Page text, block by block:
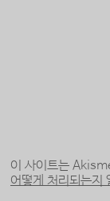
이 사이트는
어떻게 처리되는지